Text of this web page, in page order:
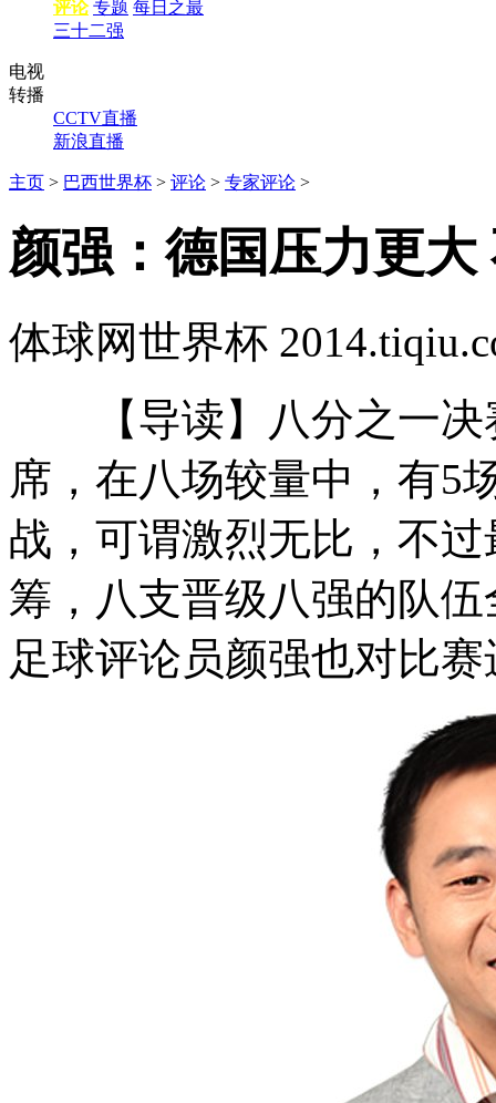
评论 专题 每日之最
三十二强
电视
转播
CCTV直播
新浪直播
主页 > 巴西世界杯 > 评论 > 专家评论 >
颜强：德国压力更大
体球网世界杯
【导读】八分之一决
席，在八场较量中，有5
战，可谓激烈无比，不
筹，八支晋级八强的队
足球评论员颜强也对比